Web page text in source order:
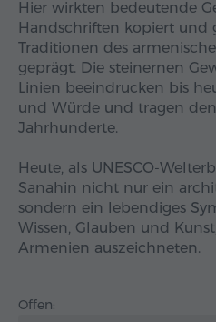
Hier wirkten bedeutende
Handschriften kopiert und
Traditionen des
geprägt. Die steinernen
Linien beeindrucken bis
und Würde und tragen
Jahrhunderte.
Heute, als UNESCO-
Sanahin nicht nur ein
sondern ein lebendiges
Wissen, Glauben und
Armenien auszeichneten.
Offen: